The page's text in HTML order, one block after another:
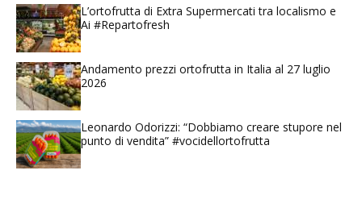
L’ortofrutta di Extra Supermercati tra localismo e
Ai #Repartofresh
Andamento prezzi ortofrutta in Italia al 27 luglio
2026
Leonardo Odorizzi: “Dobbiamo creare stupore nel
punto di vendita” #vocidellortofrutta